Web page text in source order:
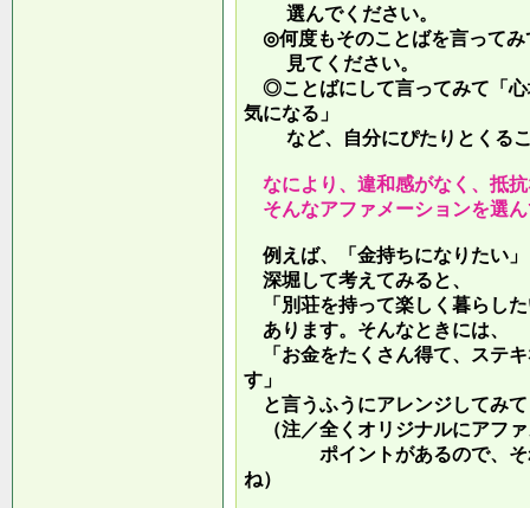
選んでください。
◎何度もそのことばを言ってみ
見てください。
◎ことばにして言ってみて「心
気になる」
など、自分にぴたりとくるこ
なにより、違和感がなく、抵
そんなアファメーションを選
例えば、「金持ちになりたい
深堀して考えてみると、
「別荘を持って楽しく暮らし
あります。そんなときには、
「お金をたくさん得て、ステ
す」
と言うふうにアレンジしてみ
（注／全くオリジナルにアフ
ポイントがあるので、それ
ね）